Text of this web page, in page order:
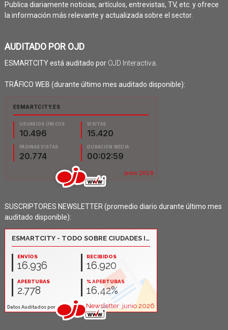
Publica diariamente noticias, artículos, entrevistas, TV, etc. y ofrece
la información más relevante y actualizada sobre el sector.
AUDITADO POR OJD
ESMARTCITY está auditado por OJD Interactiva
TRÁFICO WEB (durante último mes auditado disponible):
SUSCRIPTORES NEWSLETTER (promedio diario durante último mes
auditado disponible):